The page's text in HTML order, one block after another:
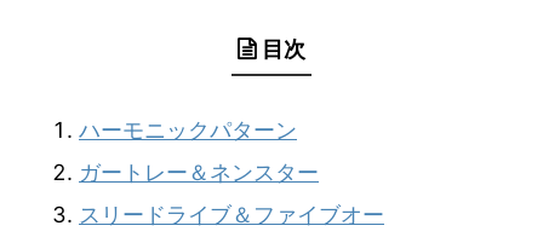
目次
ハーモニックパターン
ガートレー＆ネンスター
スリードライブ＆ファイブオー